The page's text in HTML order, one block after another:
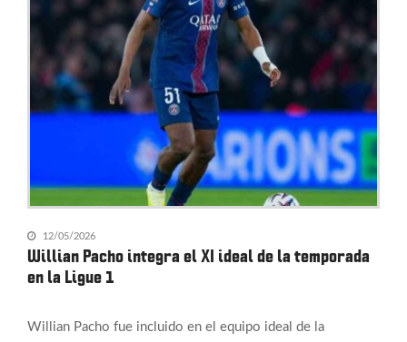
12/05/2026
Willian Pacho integra el XI ideal de la temporada
en la Ligue 1
Willian Pacho fue incluido en el equipo ideal de la